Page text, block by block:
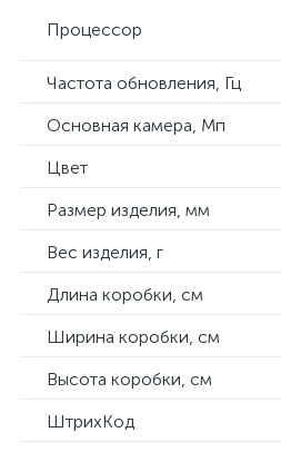
Процессор
Частота обновления, Гц
Основная камера, Мп
Цвет
Размер изделия, мм
Вес изделия, г
Длина коробки, см
Ширина коробки, см
Высота коробки, см
ШтрихКод